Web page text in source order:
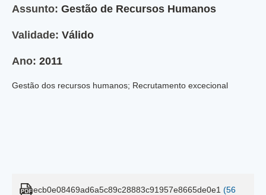
Assunto: Gestão de Recursos Humanos
Validade: Válido
Ano: 2011
Gestão dos recursos humanos; Recrutamento excecional
ecb0e08469ad6a5c89c28883c91957e8665de0e1 (56